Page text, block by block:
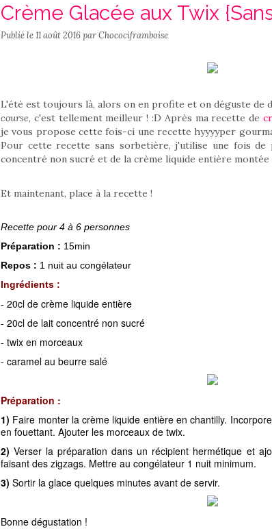
Crème Glacée aux Twix
Publié le11 août 2016par Chocociframboise
L'été est toujours là, alors on en profite et on déguste de
course, c'est tellement meilleur ! :D Après ma recette de
je vous propose cette fois-ci une recette hyyyyper
Pour cette recette sans sorbetière, j'utilise une fois de
concentré non sucré et de la crème liquide entière montée
Et maintenant, place à la recette !
Recette pour 4 à 6 personnes
Préparation : 15min
Repos : 1 nuit au congélateur
Ingrédients :
- 20cl de crème liquide entière
- 20cl de lait concentré non sucré
- twix en morceaux
- caramel au beurre salé
Préparation :
1) Faire monter la crème liquide entière en chantilly.
en fouettant. Ajouter les morceaux de twix.
2) Verser la préparation dans un récipient hermétique et
faisant des zigzags. Mettre au congélateur 1 nuit minimum.
3) Sortir la glace quelques minutes avant de servir.
Bonne dégustation !